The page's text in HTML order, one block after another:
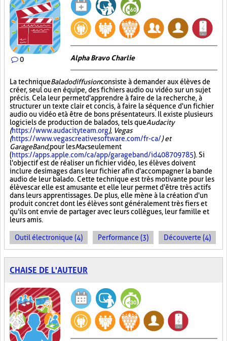
0 Alpha Bravo Charlie
La techniqueBaladodiffusionconsiste à demander aux élèves de
créer, seul ou en équipe, des fichiers audio ou vidéo sur un sujet
précis. Cela leur permet d'apprendre à faire de la recherche, à
structurer un texte clair et concis, à faire la séquence d'un fichier
audio ou vidéo et à être de bons présentateurs. Il existe plusieurs
logiciels de production de balados, tels queAudacity
(https://www.audacityteam.org), Vegas
(https://www.vegascreativesoftware.com/fr-ca/) et
GarageBand,pour lesMacseulement
(https://apps.apple.com/ca/app/garageband/id408709785). Si
l'objectif est de réaliser un fichier vidéo, les élèves doivent
inclure des images dans leur fichier afin d'accompagner la bande
audio de leur balado. Cette technique est très motivante pour les
élèves car elle est amusante et elle leur permet d'être très actifs
dans leurs apprentissages. De plus, elle mène à la création d'un
produit concret dont les élèves sont généralement très fiers et
qu'ils ont envie de partager avec leurs collègues, leur famille et
leurs amis.
Outil électronique (4) Performance (3) Découverte (4)
CHAISE DE L'AUTEUR